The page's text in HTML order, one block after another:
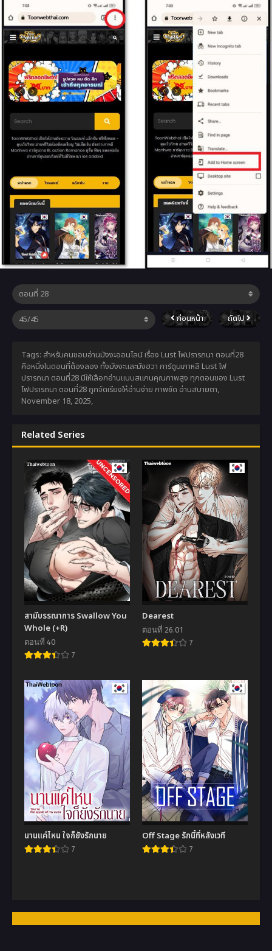
ก่อนหน้า ถัดไป
Tags: สำหรับคนชอบอ่านมังงะออนไลน์ เรื่อง Lust ไฟปรารถนา ตอนที่28
คือหนึ่งในตอนที่ต้องลอง ทั้งมังงะและมังฮวา การ์ตูนเกาหลี Lust ไฟ
ปรารถนา ตอนที่28 มีให้เลือกอ่านแบบสแกนคุณภาพสูง ทุกตอนของ Lust
ไฟปรารถนา ตอนที่28 ถูกจัดเรียงให้อ่านง่าย ภาพชัด อ่านสบายตา,
November 18, 2025,
Related Series
สามีบรรณาการ Swallow You
Whole (+R)
ตอนที่ 40
7
Dearest
ตอนที่ 26.01
7
นานแค่ไหน ใจก็ยังรักนาย
7
Off Stage รักนี้ที่หลังเวที
7